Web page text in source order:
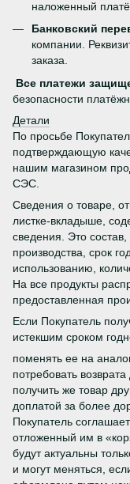
наложенный
Банковский
компании.
заказа.
Все платежи
безопасности
Детали
По просьбе
подтверждающую
нашим магазином
СЭС.
Сведения о товаре,
листке-вкладыше,
сведения. Это
производства, срок
использованию,
На все продукты
предоставленная
Если Покупатель
истекшим сроком
поменять ее на
потребовать возврата
получить же товар
доплатой за более
Покупатель
отложенный им в
будут актуальны
и могут меняться,